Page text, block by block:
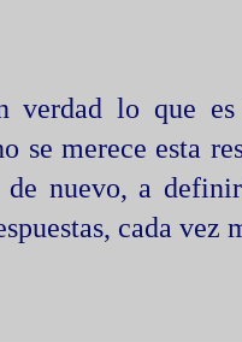
verdad lo que
se merece esta
de nuevo, a
cada vez